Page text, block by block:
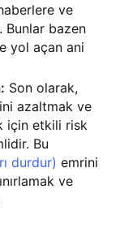
ve
bazen
yol açan ani
Son olarak,
azaltmak ve
için etkili risk
Bu
durdur) emrini
ve